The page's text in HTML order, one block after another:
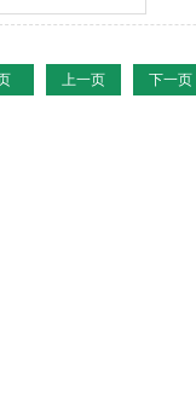
上一页 下一页